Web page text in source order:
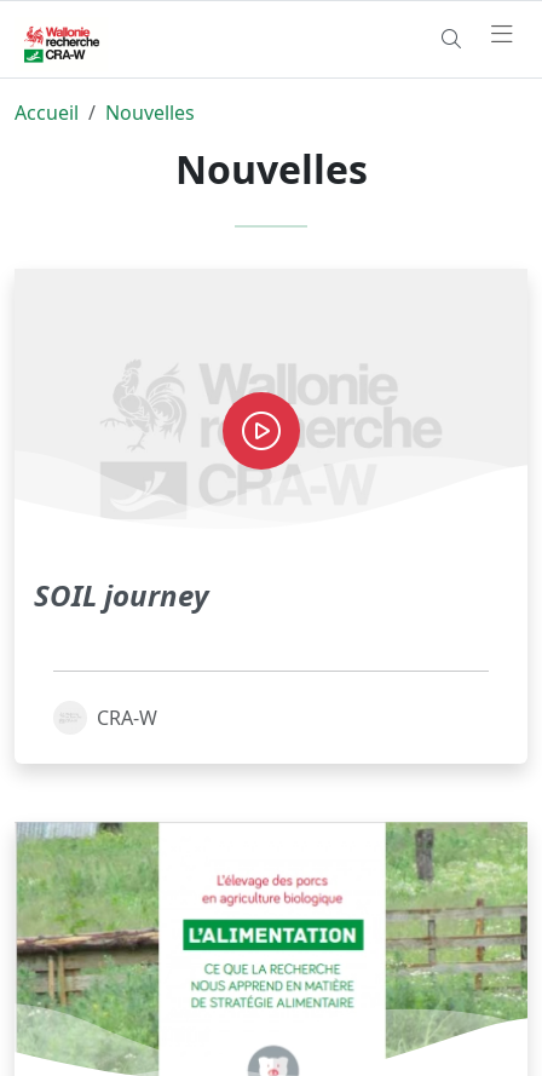
Accueil Nouvelles
Nouvelles
SOIL journey
CRA-W